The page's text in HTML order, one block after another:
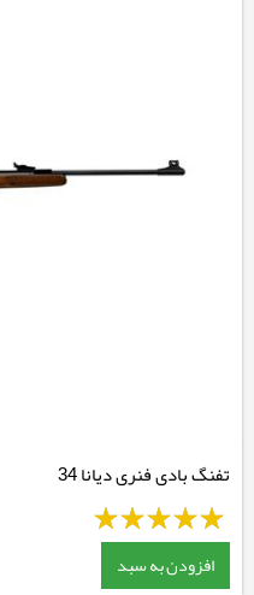
تفنگ بادی فنری دیانا 34
افزودن به سبد